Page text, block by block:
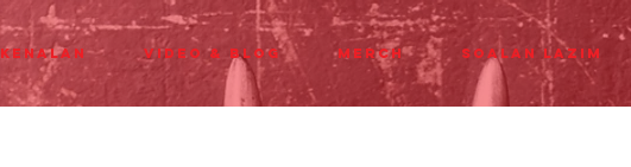
Kenalan Video & Blog Merch Soalan Lazim